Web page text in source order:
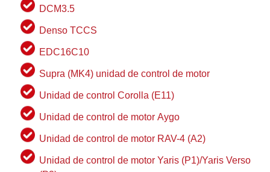
DCM3.5
Denso TCCS
EDC16C10
Supra (MK4) unidad de control de motor
Unidad de control Corolla (E11)
Unidad de control de motor Aygo
Unidad de control de motor RAV-4 (A2)
Unidad de control de motor Yaris (P1)/Yaris Verso